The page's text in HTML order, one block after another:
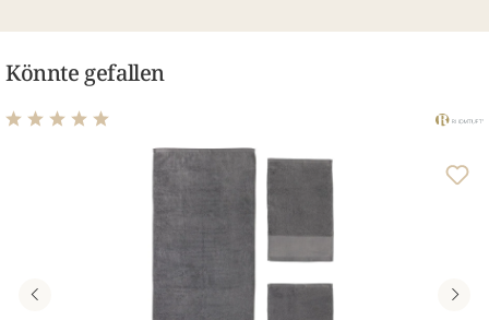
Könnte gefallen
Durchschnittliche Bewertung von 5 von 5 Sternen